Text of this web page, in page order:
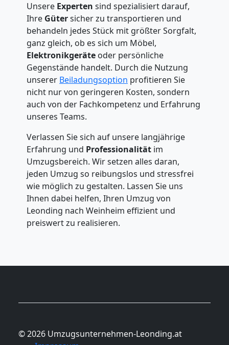
Unsere Experten sind spezialisiert darauf,
Ihre Gütersicher zu transportieren und
behandeln jedes Stück mit größter Sorgfalt,
ganz gleich, ob es sich um Möbel,
Elektronikgeräte oder persönliche
Gegenstände handelt. Durch die Nutzung
unserer Beiladungsoption profitieren Sie
nicht nur von geringeren Kosten, sondern
auch von der Fachkompetenz und Erfahrung
unseres Teams.
Verlassen Sie sich auf unsere langjährige
Erfahrung und Professionalität im
Umzugsbereich. Wir setzen alles daran,
jeden Umzug so reibungslos und stressfrei
wie möglich zu gestalten. Lassen Sie uns
Ihnen dabei helfen, Ihren Umzug von
Leonding nach Weinheim effizient und
preiswert zu realisieren.
© 2026 Umzugsunternehmen-Leonding.at